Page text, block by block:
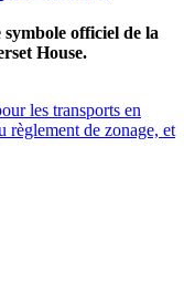
officiel de la
House.
les transports en
règlement de zonage, et